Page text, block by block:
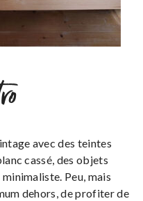
avec des teintes
cassé, des objets
Peu, mais
dehors, de profiter de